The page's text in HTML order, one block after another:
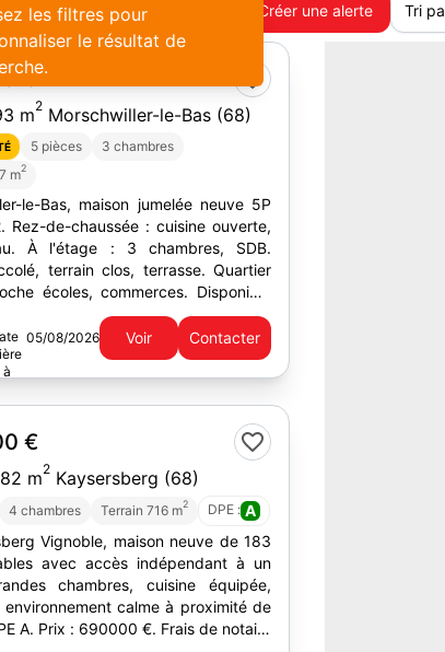
les filtres pour
le résultat de
Créer une alerte
€
m2 Morschwiller-le-Bas (68)
5 pièces
3 chambres
m2
le-Bas, maison jumelée neuve 5P
Rez-de-chaussée : cuisine ouverte,
À l'étage : 3 chambres, SDB.
terrain clos, terrasse. Quartier
écoles, commerces. Disponible
05/08/2026 Voir Contacter
€
m2 Kaysersberg (68)
4 chambres Terrain 716 m2 DPE : A
Vignoble, maison neuve de 183
avec accès indépendant à un
chambres, cuisine équipée,
calme à proximité de
A. Prix : 690000 €. Frais de notaire